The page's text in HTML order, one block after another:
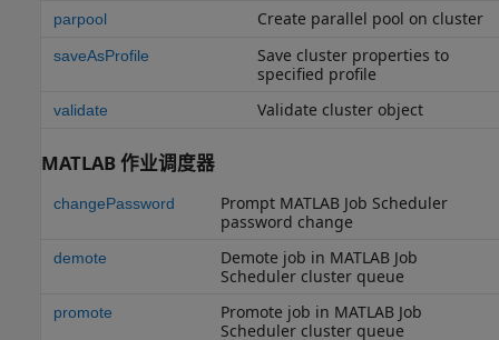
parpool Create parallel pool on cluster
saveAsProfile
Save cluster properties to
specified profile
validate Validate cluster object
MATLAB作业调度器
changePassword Prompt MATLABJob Scheduler
password change
demote Demote job in MATLABJob
Scheduler cluster queue
promote Promote job in MATLABJob
Scheduler cluster queue